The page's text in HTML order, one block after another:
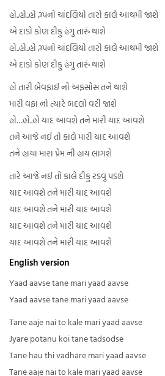
હો..હો..હો રૂપનો ચાંદલિયો તારો કાલે આથમી જાશે
એ દાડો કોણ દીકુ હંગુ તારું થાશે
હો..હો..હો રૂપનો ચાંદલિયો તારો કાલે આથમી જાશે
એ દાડો કોણ દીકુ હંગુ તારું થાશે
હો તારી બેવફાઈ નો અફસોસ તને થાશે
મારી વફા નો ત્યારે બદલો વરી જાશે
હો…હો..હો યાદ આવશે તને મારી યાદ આવશે
તને આજે નઈ તો કાલે મારી યાદ આવશે
તને હાચા મારા પ્રેમ ની હાય લાગશે
તારે આજે નઈ તો કાલે દીકુ રડવું પડશે
યાદ આવશે તને મારી યાદ આવશે
યાદ આવશે તને મારી યાદ આવશે
યાદ આવશે તને મારી યાદ આવશે
યાદ આવશે તને મારી યાદ આવશે
English version
Yaad aavse tane mari yaad aavse
Yaad aavse tane mari yaad aavse
Tane aaje nai to kale mari yaad aavse
Jyare potanu koi tane tadsodse
Tane hau thi vadhare mari yaad aavse
Tane aaje nai to kale mari yaad aavse